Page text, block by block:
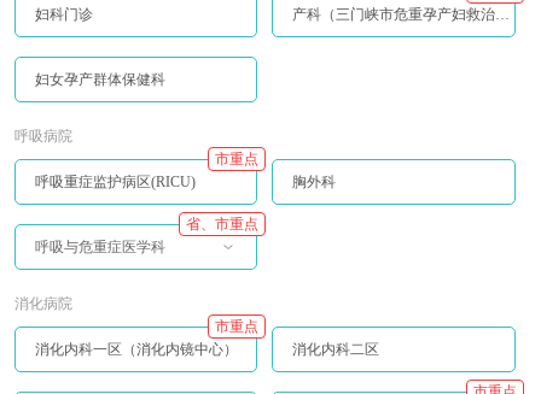
妇科门诊 产科（三门峡市危重孕产妇救治中心）
妇女孕产群体保健科
呼吸病院
呼吸重症监护病区(RICU)
市重点
胸外科
呼吸与危重症医学科
省、市重点
消化病院
消化内科一区（消化内镜中心）
市重点
消化内科二区